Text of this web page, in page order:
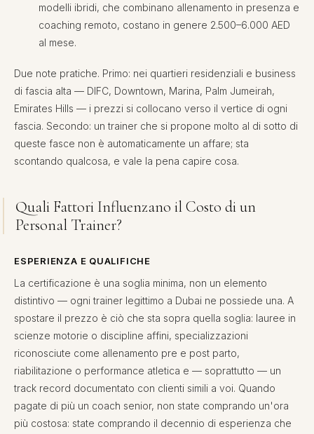
modelli ibridi, che combinano allenamento in presenza e
coaching remoto, costano in genere 2.500–6.000 AED
al mese.
Due note pratiche. Primo: nei quartieri residenziali e business
di fascia alta — DIFC, Downtown, Marina, Palm Jumeirah,
Emirates Hills — i prezzi si collocano verso il vertice di ogni
fascia. Secondo: un trainer che si propone molto al di sotto di
queste fasce non è automaticamente un affare; sta
scontando qualcosa, e vale la pena capire cosa.
Quali Fattori Influenzano il Costo di un
Personal Trainer?
ESPERIENZA E QUALIFICHE
La certificazione è una soglia minima, non un elemento
distintivo — ogni trainer legittimo a Dubai ne possiede una. A
spostare il prezzo è ciò che sta sopra quella soglia: lauree in
scienze motorie o discipline affini, specializzazioni
riconosciute come allenamento pre e post parto,
riabilitazione o performance atletica e — soprattutto — un
track record documentato con clienti simili a voi. Quando
pagate di più un coach senior, non state comprando un'ora
più costosa: state comprando il decennio di esperienza che